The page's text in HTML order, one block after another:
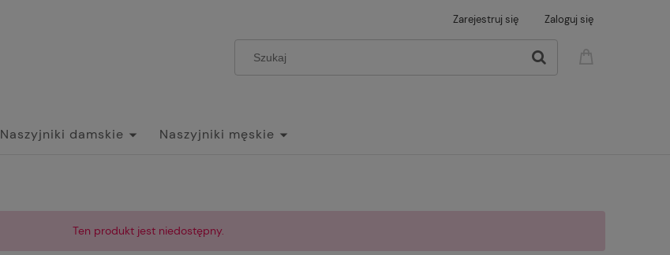
Zarejestruj się Zaloguj się
Naszyjniki damskie Naszyjniki męskie
Ten produkt jest niedostępny.